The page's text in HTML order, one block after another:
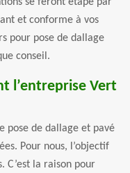
et conforme à vos
pour pose de dallage
conseil.
l’entreprise Vert
pose de dallage et pavé
Pour nous, l’objectif
C’est la raison pour